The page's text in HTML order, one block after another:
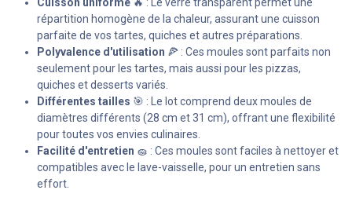
répartition homogène de la chaleur, assurant une cuisson
parfaite de vos tartes, quiches et autres préparations.
Polyvalence d'utilisation 🍕 : Ces moules sont parfaits non
seulement pour les tartes, mais aussi pour les pizzas,
quiches et desserts variés.
Différentes tailles 🎯 : Le lot comprend deux moules de
diamètres différents (28 cm et 31 cm), offrant une flexibilité
pour toutes vos envies culinaires.
Facilité d'entretien 🧽 : Ces moules sont faciles à nettoyer et
compatibles avec le lave-vaisselle, pour un entretien sans
effort.